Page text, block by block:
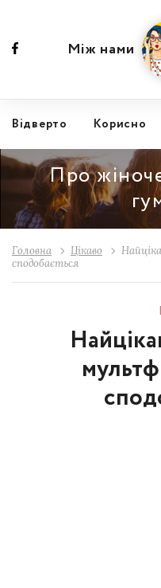
Відвертo Корисно
Між нами
Про
Головна Цікаво
сподобається